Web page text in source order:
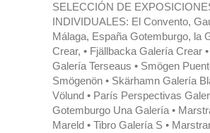
SELECCIÓN DE
INDIVIDUALES: El Convento,
Málaga, España Gotemburgo, la
Crear, • Fjällbacka Galería Crear
Galería Terseaus • Smögen
Smögenön • Skärhamn Galería
Völund • París Perspectivas
Gotemburgo Una Galería •
Mareld • Tibro Galería S •